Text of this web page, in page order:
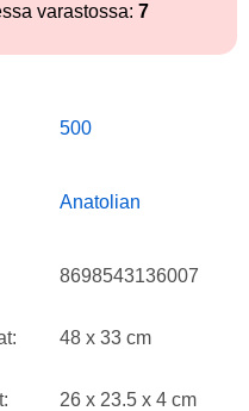
varastossa: 7
500
Anatolian
8698543136007
48 x 33 cm
26 x 23.5 x 4 cm